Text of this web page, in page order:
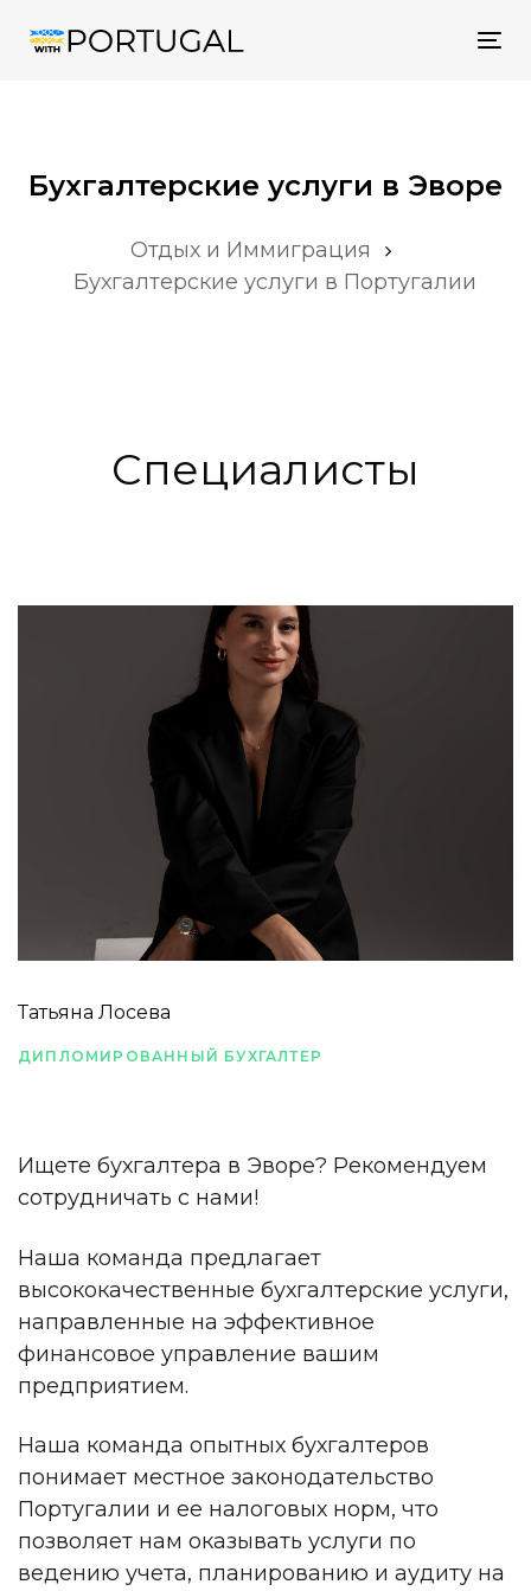
Бухгалтерские услуги в Эворе
Отдых и Иммиграция
Бухгалтерские услуги в Португалии
Специалисты
Татьяна Лосева
ДИПЛОМИРОВАННЫЙ БУХГАЛТЕР
Ищете бухгалтера в Эворе? Рекомендуем
сотрудничать с нами!
Наша команда предлагает
высококачественные бухгалтерские услуги,
направленные на эффективное
финансовое управление вашим
предприятием.
Наша команда опытных бухгалтеров
понимает местное законодательство
Португалии и ее налоговых норм, что
позволяет нам оказывать услуги по
ведению учета, планированию и аудиту на